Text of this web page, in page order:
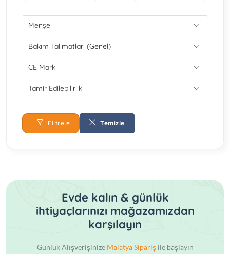
Menşei
Bakım Talimatları (Genel)
CE Mark
Tamir Edilebilirlik
Filtrele Temizle
Evde kalın & günlük
ihtiyaçlarınızı mağazamızdan
karşılayın
Günlük Alışverişinize Malatya Siparişile başlayın